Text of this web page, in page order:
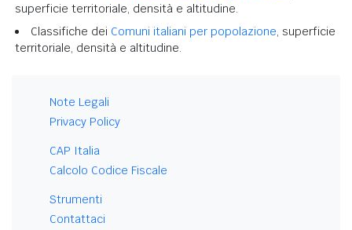
superficie territoriale, densità e altitudine.
Classifiche dei Comuni italiani per popolazione, superficie
territoriale, densità e altitudine.
Note Legali
Privacy Policy
CAP Italia
Calcolo Codice Fiscale
Strumenti
Contattaci